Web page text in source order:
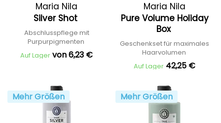
Maria Nila
Silver Shot
Abschlusspflege mit
Purpurpigmenten
Auf Lager von 6,23 €
Maria Nila
Pure Volume Holiday
Box
Geschenkset für maximales
Haarvolumen
Auf Lager 42,25 €
Mehr Größen Mehr Größen